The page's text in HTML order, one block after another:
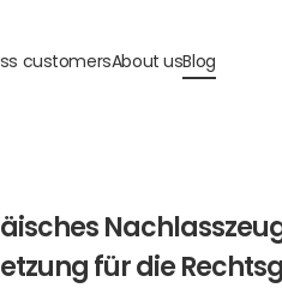
customersAbout usBlog
für die